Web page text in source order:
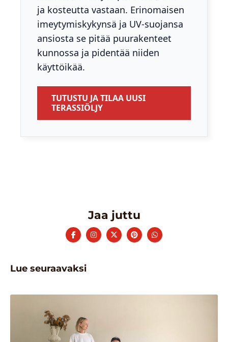
ja kosteutta vastaan. Erinomaisen
imeytymiskykynsä ja UV-suojansa
ansiosta se pitää puurakenteet
kunnossa ja pidentää niiden
käyttöikää.
TUTUSTU JA TILAA UUSI
TERASSIÖLJY
Jaa juttu
Lue seuraavaksi